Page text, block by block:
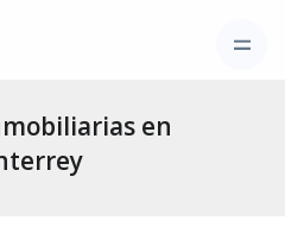
en